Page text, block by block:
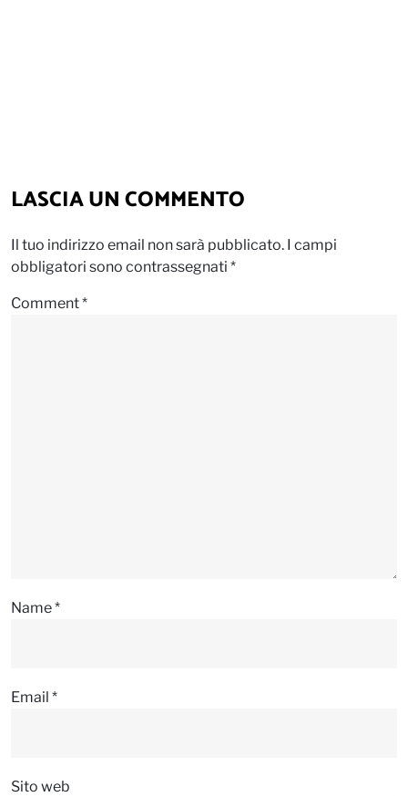
LASCIA UN COMMENTO
Il tuo indirizzo email non sarà pubblicato. I campi
obbligatori sono contrassegnati *
Comment*
Name*
Email *
Sito web